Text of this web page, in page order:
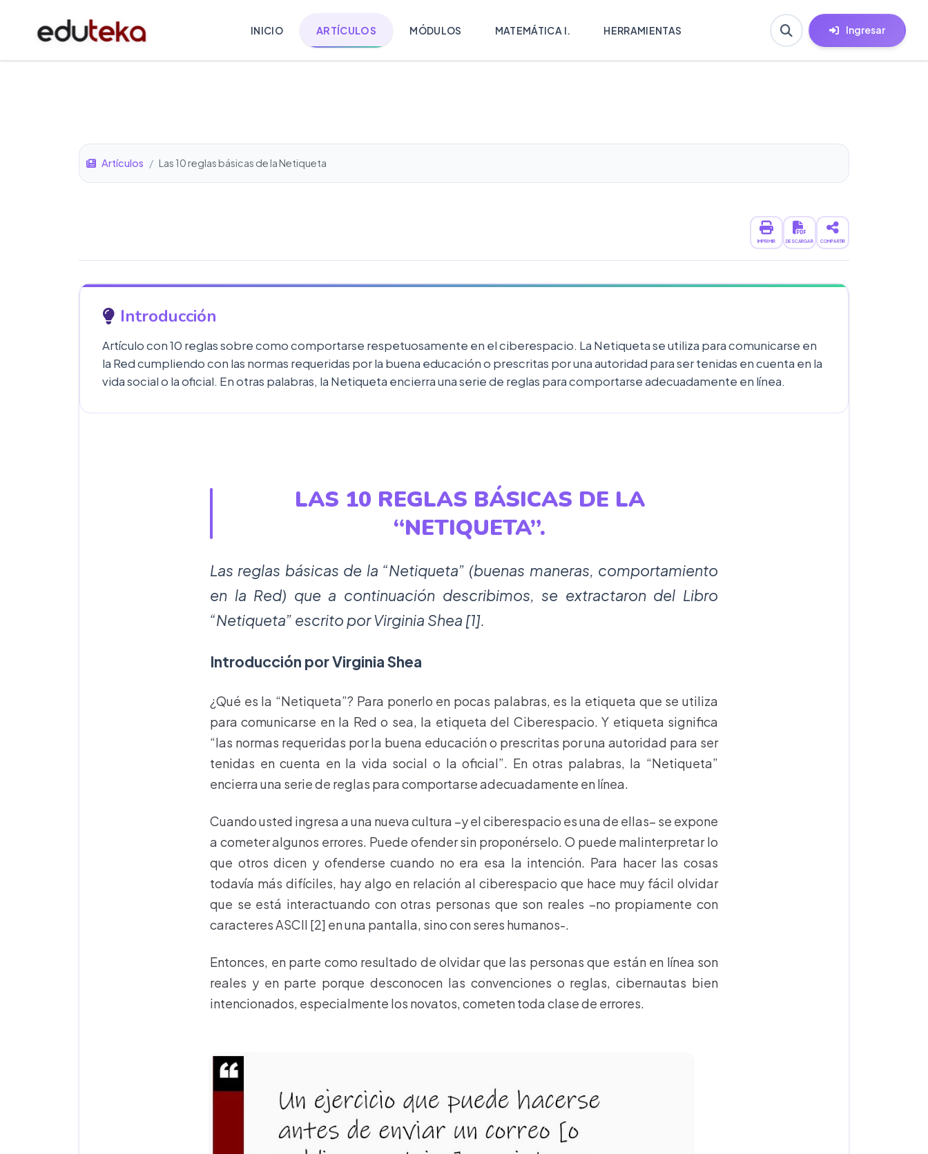
INICIO ARTÍCULOS MÓDULOS MATEMÁTICA I. HERRAMIENTAS Ingresar
Artículos / Las 10 reglas básicas de la Netiqueta
IMPRIMIR DESCARGAR COMPARTIR
Introducción
Artículo con 10 reglas sobre como comportarse respetuosamente en el ciberespacio. La Netiqueta se utiliza para comunicarse en
la Red cumpliendo con las normas requeridas por la buena educación o prescritas por una autoridad para ser tenidas en cuenta en la
vida social o la oficial. En otras palabras, la Netiqueta encierra una serie de reglas para comportarse adecuadamente en línea.
LAS 10 REGLAS BÁSICAS DE LA
“NETIQUETA”.
Las reglas básicas de la “Netiqueta” (buenas maneras, comportamiento
en la Red) que a continuación describimos, se extractaron del Libro
“Netiqueta” escrito por Virginia Shea [1].
Introducción por Virginia Shea
¿Qué es la “Netiqueta”? Para ponerlo en pocas palabras, es la etiqueta que se utiliza
para comunicarse en la Red o sea, la etiqueta del Ciberespacio. Y etiqueta significa
“las normas requeridas por la buena educación o prescritas por una autoridad para ser
tenidas en cuenta en la vida social o la oficial”. En otras palabras, la “Netiqueta”
encierra una serie de reglas para comportarse adecuadamente en línea.
Cuando usted ingresa a una nueva cultura –y el ciberespacio es una de ellas– se expone
a cometer algunos errores. Puede ofender sin proponérselo. O puede malinterpretar lo
que otros dicen y ofenderse cuando no era esa la intención. Para hacer las cosas
todavía más difíciles, hay algo en relación al ciberespacio que hace muy fácil olvidar
que se está interactuando con otras personas que son reales –no propiamente con
caracteres ASCII [2] en una pantalla, sino con seres humanos-.
Entonces, en parte como resultado de olvidar que las personas que están en línea son
reales y en parte porque desconocen las convenciones o reglas, cibernautas bien
intencionados, especialmente los novatos, cometen toda clase de errores.